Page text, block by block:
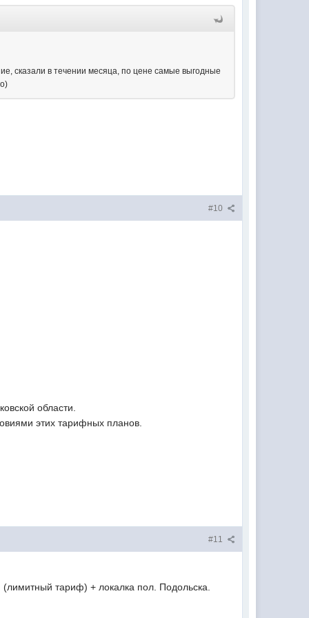
сказали в течении месяца, по цене самые выгодные
#10
области.
этих тарифных планов.
#11
тариф) + локалка пол. Подольска.